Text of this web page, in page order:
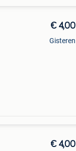
€ 4,00
Gisteren
€ 4,00